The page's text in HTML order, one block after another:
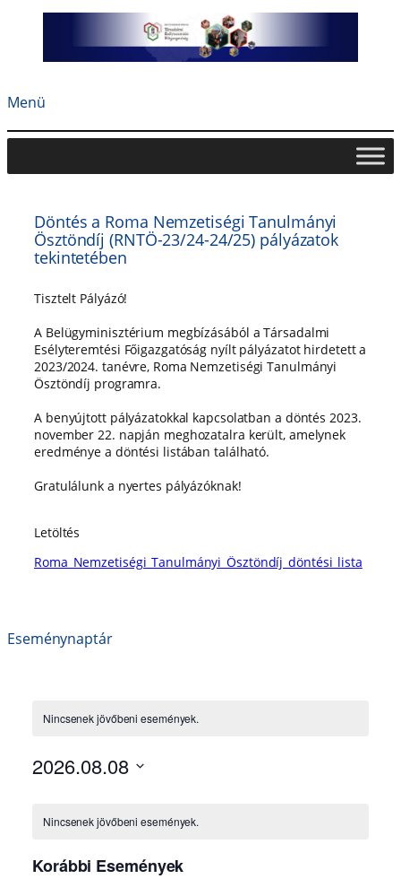
Menü
Döntés a Roma Nemzetiségi Tanulmányi
Ösztöndíj (RNTÖ-23/24-24/25) pályázatok
tekintetében
Tisztelt Pályázó!
A Belügyminisztérium megbízásából a Társadalmi
Esélyteremtési Főigazgatóság nyílt pályázatot hirdetett a
2023/2024. tanévre, Roma Nemzetiségi Tanulmányi
Ösztöndíj programra.
A benyújtott pályázatokkal kapcsolatban a döntés 2023.
november 22. napján meghozatalra került, amelynek
eredménye a döntési listában található.
Gratulálunk a nyertes pályázóknak!
Letöltés
Roma_Nemzetiségi_Tanulmányi_Ösztöndíj_döntési_lista
Eseménynaptár